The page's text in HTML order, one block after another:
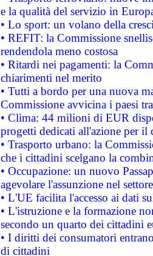
e la qualità del servizio in
• Lo sport: un volano della
• REFIT: la Commissione
rendendola meno costosa
• Ritardi nei pagamenti: la
chiarimenti nel merito
• Tutti a bordo per una nuova
Commissione avvicina i paesi
• Clima: 44 milioni di EUR
progetti dedicati all'azione per il
• Trasporto urbano: la
che i cittadini scelgano la
• Occupazione: un nuovo
agevolare l'assunzione nel
• L'UE facilita l'accesso ai dati
• L'istruzione e la formazione
secondo un quarto dei cittadini
• I diritti dei consumatori
di cittadini